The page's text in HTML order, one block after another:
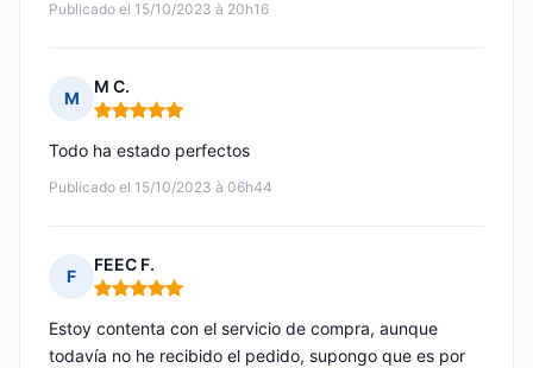
Publicado el 15/10/2023 à 20h16
M
M C.
Nota: 5 de 5
Publicado el 15/10/2023 à 06h44
Todo ha estado perfectos
F
FEEC F.
Nota: 5 de 5
Estoy contenta con el servicio de compra, aunque
todavía no he recibido el pedido, supongo que es por